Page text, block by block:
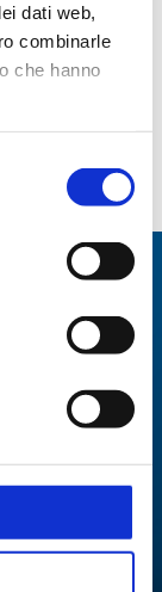
dati web,
combinarle
che hanno
Agitante ES-
20/80
e